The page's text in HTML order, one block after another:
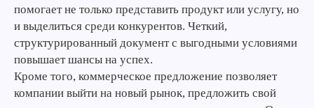
помогает не только представить продукт или услугу, но
и выделиться среди конкурентов. Четкий,
структурированный документ с выгодными условиями
повышает шансы на успех.
Кроме того, коммерческое предложение позволяет
компании выйти на новый рынок, предложить свой